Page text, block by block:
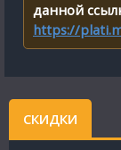
данной
https://
СКИДКИ